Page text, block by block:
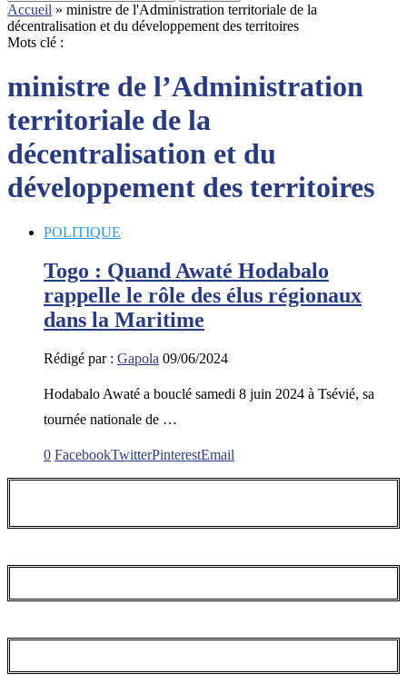
Accueil » ministre de l'Administration territoriale de la
décentralisation et du développement des territoires
Mots clé :
ministre de l’Administration
territoriale de la
décentralisation et du
développement des territoires
POLITIQUE
Togo : Quand Awaté Hodabalo
rappelle le rôle des élus régionaux
dans la Maritime
Rédigé par : Gapola 09/06/2024
Hodabalo Awaté a bouclé samedi 8 juin 2024 à Tsévié, sa
tournée nationale de …
0 FacebookTwitterPinterestEmail